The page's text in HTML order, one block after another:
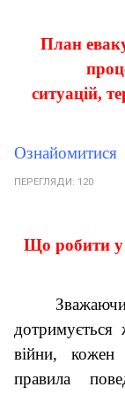
План
ситуацій,
Ознайомитися
ПЕРЕГЛЯДИ: 120
Що робити у
Зважаючи
дотримується
війни, кожен
правила